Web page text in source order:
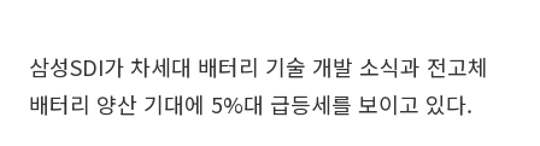
삼성SDI가 차세대 배터리 기술 개발 소식과 전고체
배터리 양산 기대에 5%대 급등세를 보이고 있다.